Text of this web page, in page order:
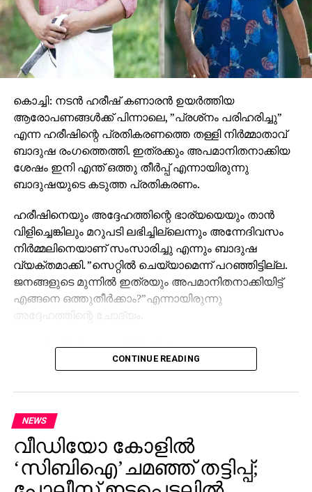
കൊച്ചി: നടന്‍ ഹരീഷ് കണാരന്‍ ഉയര്‍ത്തിയ
ആരോപണങ്ങള്‍ക്ക് പിന്നാലെ, ”പ്രശ്‌നം പരിഹരിച്ചു”
എന്ന ഹരീഷിന്റെ പ്രതികരണത്തെ തള്ളി നിര്‍മ്മാതാവ്
ബാദുഷ രംഗത്തെത്തി. ഇത്രക്കും അപമാനിതനാക്കിയ
ശേഷം ഇനി എന്ത് ഒത്തു തീര്‍പ്പ് എന്നായിരുന്നു
ബാദുഷയുടെ കടുത്ത പ്രതികരണം.
ഹരീഷിനെയും അദ്ദേഹത്തിന്റെ ഭാര്യയെയും താന്‍
വിളിച്ചെങ്കിലും മറുപടി ലഭിച്ചില്ലെന്നും അന്നേദിവസം
നിര്‍മ്മലിനെയാണ് സംസാരിച്ചു എന്നും ബാദുഷ
വ്യക്തമാക്കി. ”സെറ്റില്‍ ചെയ്യാമെന്ന് പറഞ്ഞിട്ടില്ല.
ജനങ്ങളുടെ മുന്നില്‍ ഇത്രയും അപമാനിതനാക്കിയിട്ട്
എങ്ങനെ ഒത്തുതീര്‍ക്കാം?”എന്നായിരുന്നു
അദ്ദേഹത്തിന്റെ ചോദ്യം.
റേച്ചല്‍ സിനിമയുടെ റിലീസിന് ശേഷം
വിഷയത്തെക്കുറിച്ചുള്ള എല്ലാ വസ്തുതകളും
പറഞ്ഞു. തനിക്കെതിരെ ‘കൂലി എഴുത്തുകാര്‍’ വഴി
ആക്രമണം നടക്കുന്നുവെന്നും, ഈ സാഹചര്യത്തില്‍
തനിക്കൊപ്പം നില്‍ക്കുന്ന എല്ലാവര്‍ക്കും
നന്ദിയുണ്ടെന്നും അദ്ദേഹം കൂട്ടിച്ചേര്‍ത്തു.
ബാദുഷ പറഞ്ഞതെല്ലാം സെറ്റില്‍
CONTINUE READING
NEWS
വീഡിയോ കോളില്‍
‘സിബിഐ’ചമഞ്ഞ് തട്ടിപ്പ്;